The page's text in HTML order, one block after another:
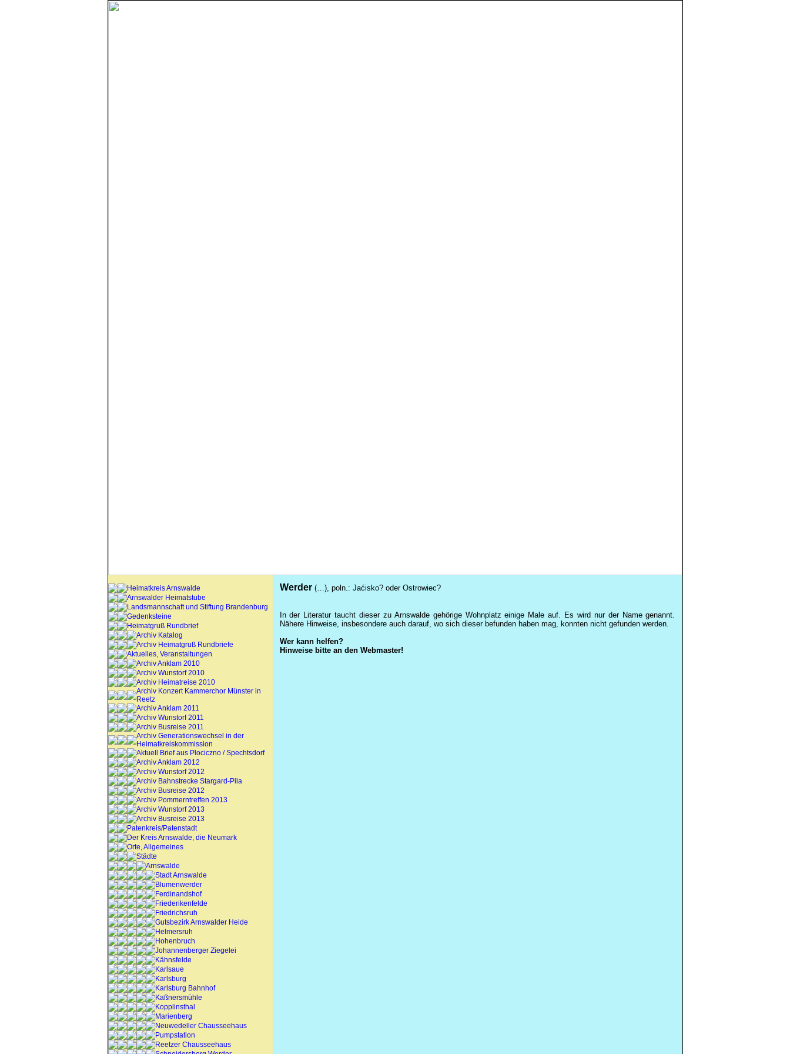
Heimatkreis Arnswalde
Arnswalder Heimatstube
Landsmannschaft und Stiftung Brandenburg
Gedenksteine
Heimatgruß Rundbrief
Archiv Katalog
Archiv Heimatgruß Rundbriefe
Aktuelles, Veranstaltungen
Archiv Anklam 2010
Archiv Wunstorf 2010
Archiv Heimatreise 2010
Archiv Konzert Kammerchor Münster in
Reetz
Archiv Anklam 2011
Archiv Wunstorf 2011
Archiv Busreise 2011
Archiv Generationswechsel in der
Heimatkreiskommission
Aktuell Brief aus Plociczno / Spechtsdorf
Archiv Anklam 2012
Archiv Wunstorf 2012
Archiv Bahnstrecke Stargard-Pila
Archiv Busreise 2012
Archiv Pommerntreffen 2013
Archiv Wunstorf 2013
Archiv Busreise 2013
Patenkreis/Patenstadt
Der Kreis Arnswalde, die Neumark
Orte, Allgemeines
Städte
Arnswalde
Stadt Arnswalde
Blumenwerder
Ferdinandshof
Friederikenfelde
Friedrichsruh
Gutsbezirk Arnswalder Heide
Helmersruh
Hohenbruch
Johannenberger Ziegelei
Kähnsfelde
Karlsaue
Karlsburg
Karlsburg Bahnhof
Kaßnersmühle
Kopplinsthal
Marienberg
Neuwedeller Chausseehaus
Pumpstation
Reetzer Chausseehaus
Werder(…), poln.: Jaćisko? oder Ostrowiec?
In der Literatur taucht dieser zu Arnswalde gehörige Wohnplatz einige Male auf. Es wird nur der Name genannt.
Nähere Hinweise, insbesondere auch darauf, wo sich dieser befunden haben mag, konnten nicht gefunden werden.
Wer kann helfen?
Hinweise bitte an den Webmaster!